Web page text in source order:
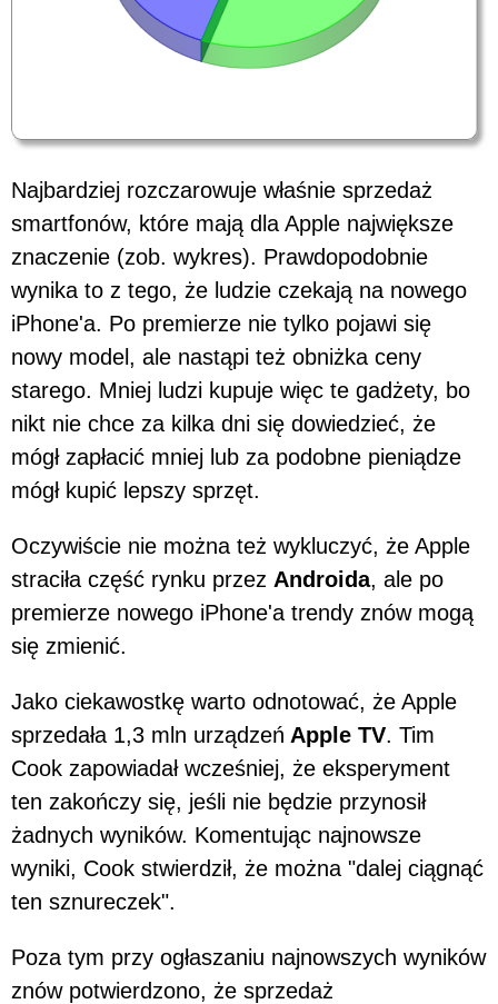
Najbardziej rozczarowuje właśnie sprzedaż
smartfonów, które mają dla Apple największe
znaczenie (zob. wykres). Prawdopodobnie
wynika to z tego, że ludzie czekają na nowego
iPhone'a. Po premierze nie tylko pojawi się
nowy model, ale nastąpi też obniżka ceny
starego. Mniej ludzi kupuje więc te gadżety, bo
nikt nie chce za kilka dni się dowiedzieć, że
mógł zapłacić mniej lub za podobne pieniądze
mógł kupić lepszy sprzęt.
Oczywiście nie można też wykluczyć, że Apple
straciła część rynku przez Androida, ale po
premierze nowego iPhone'a trendy znów mogą
się zmienić.
Jako ciekawostkę warto odnotować, że Apple
sprzedała 1,3 mln urządzeń Apple TV. Tim
Cook zapowiadał wcześniej, że eksperyment
ten zakończy się, jeśli nie będzie przynosił
żadnych wyników. Komentując najnowsze
wyniki, Cook stwierdził, że można "dalej ciągnąć
ten sznureczek".
Poza tym przy ogłaszaniu najnowszych wyników
znów potwierdzono, że sprzedaż